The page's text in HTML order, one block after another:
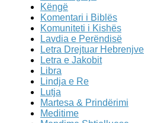
Këngë
Komentari i Biblës
Komuniteti i Kishës
Lavdia e Perëndisë
Letra Drejtuar Hebrenjve
Letra e Jakobit
Libra
Lindja e Re
Lutja
Martesa & Prindërimi
Meditime